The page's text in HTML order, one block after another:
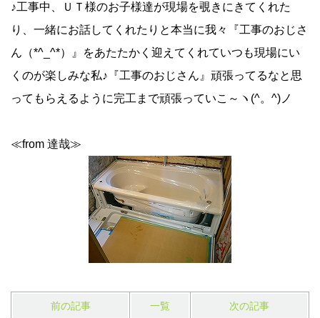
♪工事中、ＵＴ様のお子様達が現場を覗きにきてくれた
り、一緒にお話してくれたりと本当に我々『工事のおじさ
ん（*^_^*）』をあたたかく迎えてくれていつも現場にい
くのが楽しみな私♪『工事のおじさん』頑張ってるなと思
ってもらえるように完工まで頑張っていこ～ヽ(^。^)ノ
≪from 達哉≫
前の記事 一覧 次の記事